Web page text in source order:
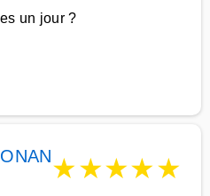
un jour ?
★★★★★